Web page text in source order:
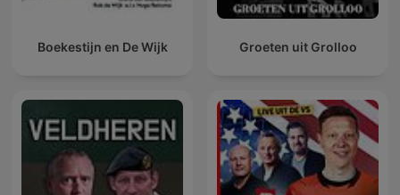
Boekestijn en De Wijk Groeten uit Grolloo